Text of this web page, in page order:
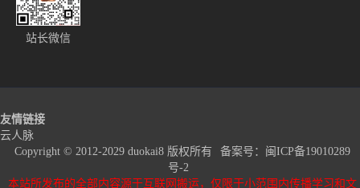
站长微信
友情链接
云人脉
Copyright © 2012-2029 duokai8 版权所有
备案号： 闽ICP备19010289
号-2
本站所发布的全部内容源于互联网搬运，仅限于小范围内传播学习和文